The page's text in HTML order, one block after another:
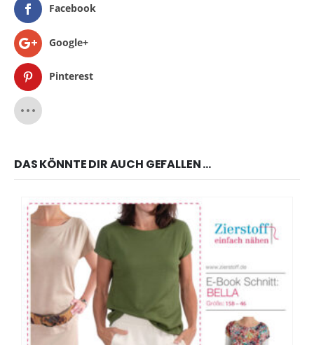
Facebook
Google+
Pinterest
DAS KÖNNTE DIR AUCH GEFALLEN …